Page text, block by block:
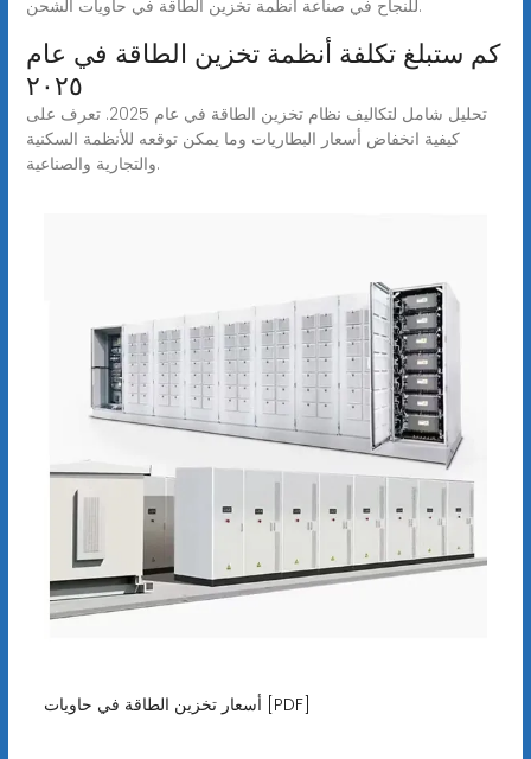
للنجاح في صناعة أنظمة تخزين الطاقة في حاويات الشحن.
كم ستبلغ تكلفة أنظمة تخزين الطاقة في عام
٢٠٢٥
تحليل شامل لتكاليف نظام تخزين الطاقة في عام 2025. تعرف على
كيفية انخفاض أسعار البطاريات وما يمكن توقعه للأنظمة السكنية
والتجارية والصناعية.
أسعار تخزين الطاقة في حاويات [PDF]